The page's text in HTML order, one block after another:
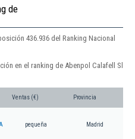
de
436.936 del Ranking Nacional
en el ranking de Abenpol Calafell Sl
Ventas (€) Provincia
pequeña Madrid